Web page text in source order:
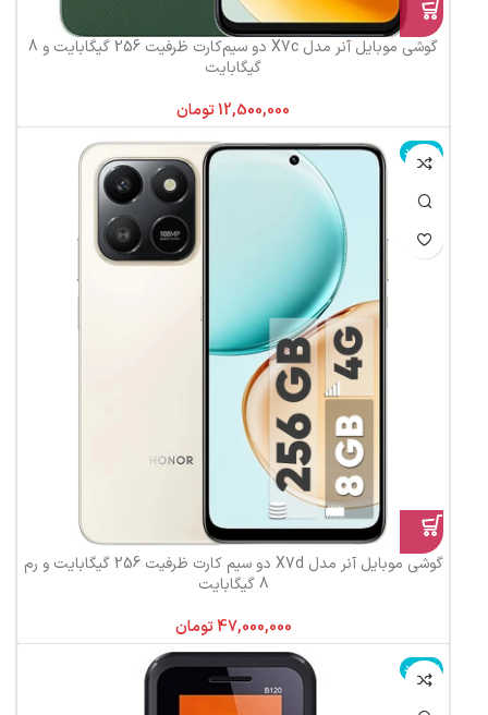
گوشی موبایل آنر مدل X7c دو سیم‌کارت ظرفیت 256 گیگابایت و 8
گیگابایت
تومان
ناموجود
گوشی موبایل آنر مدل X7d دو سیم کارت ظرفیت 256 گیگابایت و رم
8 گیگابایت
تومان
ناموجود